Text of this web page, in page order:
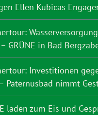
Ellen Kubicas
GRÜNE in Bad
Investitionen
Paternusbad nimmt
laden zum Eis und